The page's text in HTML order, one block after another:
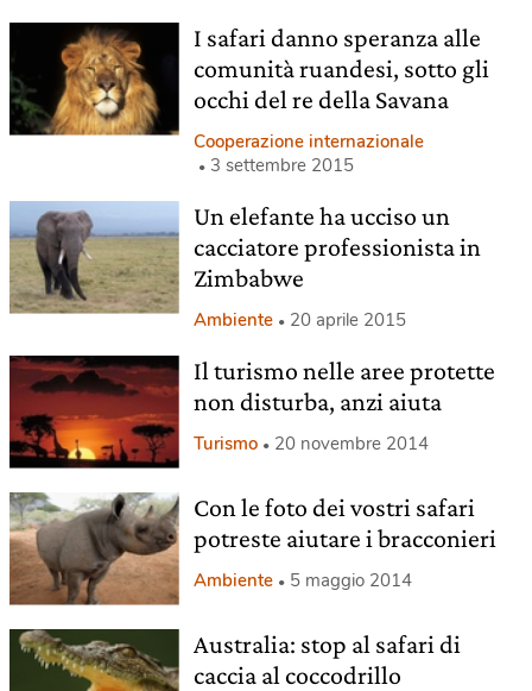
I safari danno speranza alle
comunità ruandesi, sotto gli
occhi del re della Savana
Cooperazione internazionale
3 settembre 2015
Un elefante ha ucciso un
cacciatore professionista in
Zimbabwe
Ambiente 20 aprile 2015
Il turismo nelle aree protette
non disturba, anzi aiuta
Turismo 20 novembre 2014
Con le foto dei vostri safari
potreste aiutare i bracconieri
Ambiente 5 maggio 2014
Australia: stop al safari di
caccia al coccodrillo